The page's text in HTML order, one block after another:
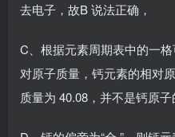
去电子，故B 说法正确，
C、根据元素周期表中的一
对原子质量，钙元素的相对
质量为 40.08，并不是钙原